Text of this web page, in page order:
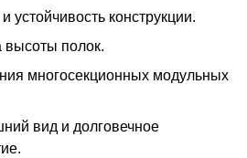
устойчивость конструкции.
высоты полок.
многосекционных модульных
вид и долговечное